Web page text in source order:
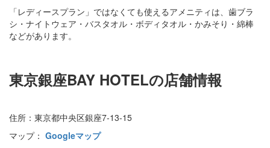
「レディースプラン」ではなくても使えるアメニティは、歯ブラ
シ・ナイトウェア・バスタオル・ボディタオル・かみそり・綿棒
などがあります。
東京銀座BAY HOTELの店舗情報
住所：東京都中央区銀座7-13-15
マップ： Googleマップ